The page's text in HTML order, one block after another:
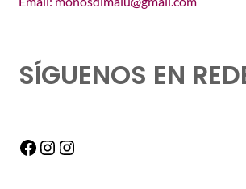
SÍGUENOS EN
Facebook
Instagram
Instagram